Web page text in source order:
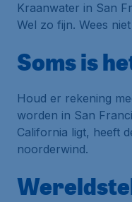
Kraanwater in San
Wel zo fijn. Wees
Soms is
Houd er rekening
worden in San
California ligt, heeft
noorderwind.